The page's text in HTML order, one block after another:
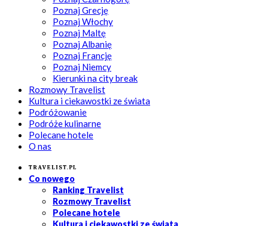
Poznaj Grecję
Poznaj Włochy
Poznaj Maltę
Poznaj Albanię
Poznaj Francję
Poznaj Niemcy
Kierunki na city break
Rozmowy Travelist
Kultura i ciekawostki ze świata
Podróżowanie
Podróże kulinarne
Polecane hotele
O nas
Travelist.pl
Co nowego
Ranking Travelist
Rozmowy Travelist
Polecane hotele
Kultura i ciekawostki ze świata